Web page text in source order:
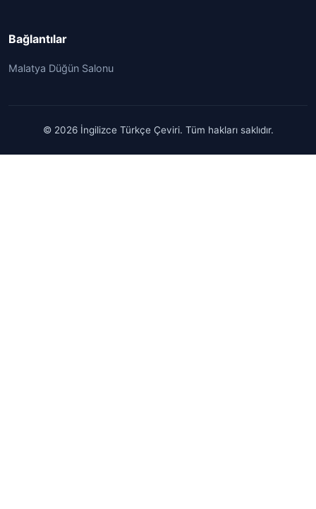
Bağlantılar
Malatya Düğün Salonu
© 2026 İngilizce Türkçe Çeviri. Tüm hakları saklıdır.